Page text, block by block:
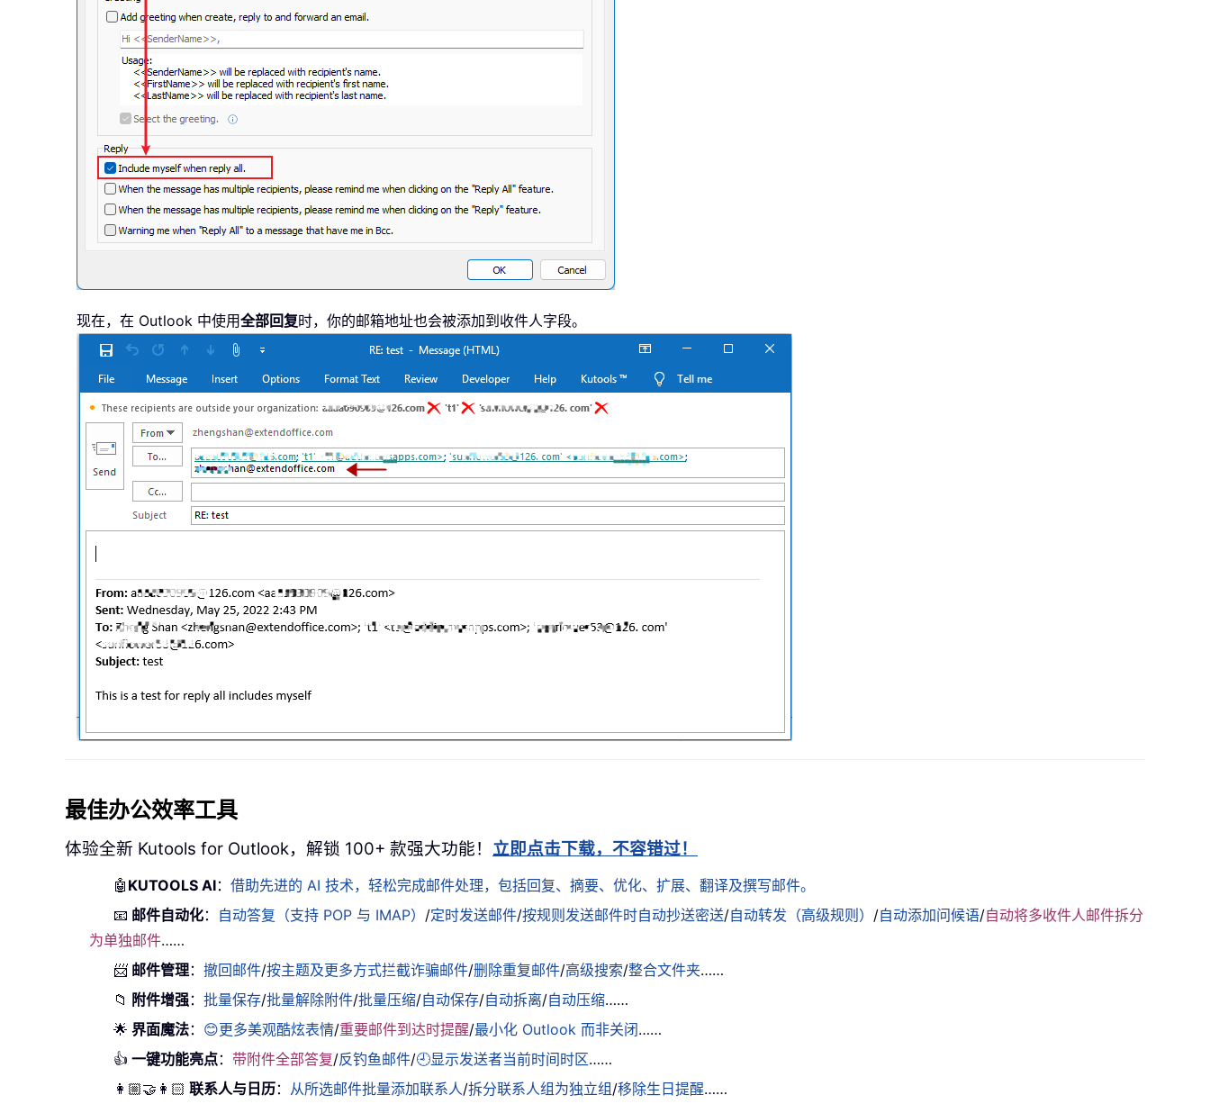
现在，在 Outlook 中使用全部回复时，你的邮箱地址也会被添加到收件人字段。
最佳办公效率工具
体验全新 Kutools for Outlook，解锁 100+ 款强大功能！ 立即点击下载，不容错过！
🤖 KUTOOLS AI：借助先进的 AI 技术，轻松完成邮件处理，包括回复、摘要、优化、扩展、翻译及撰写邮件。
📧 邮件自动化： 自动答复（支持 POP 与 IMAP） /定时发送邮件/按规则发送邮件时自动抄送密送/自动转发（高级规则） /自动添加问候语/自动将多收件人邮件拆分
为单独邮件……
📨 邮件管理：撤回邮件/按主题及更多方式拦截诈骗邮件/删除重复邮件/高级搜索/整合文件夹……
📁 附件增强：批量保存/批量解除附件/批量压缩/自动保存/自动拆离/自动压缩……
🌟 界面魔法： 😊更多美观酷炫表情/重要邮件到达时提醒/最小化 Outlook 而非关闭……
👍 一键功能亮点：带附件全部答复/反钓鱼邮件/🕘显示发送者当前时间时区……
👩🏼‍🤝‍👩🏻 联系人与日历： 从所选邮件批量添加联系人/拆分联系人组为独立组 /移除生日提醒……